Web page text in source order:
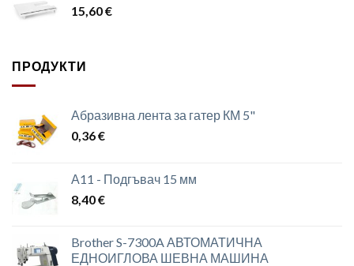
15,60€
ПРОДУКТИ
Абразивна лента за гатер КМ 5"
0,36€
А11 - Подгъвач 15 мм
8,40€
Brother S-7300A АВТОМАТИЧНА
ЕДНОИГЛОВА ШЕВНА МАШИНА